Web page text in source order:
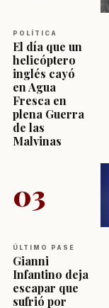
POLÍTICA
El día que un
helicóptero
inglés cayó
en Agua
Fresca en
plena Guerra
de las
Malvinas
03
ÚLTIMO PASE
Gianni
Infantino deja
escapar que
sufrió por